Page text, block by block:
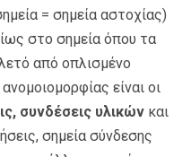
= σημεία αστοχίας)
στο σημεία όπου τα
από οπλισμένο
είναι οι
συνδέσεις υλικών και
σημεία σύνδεσης